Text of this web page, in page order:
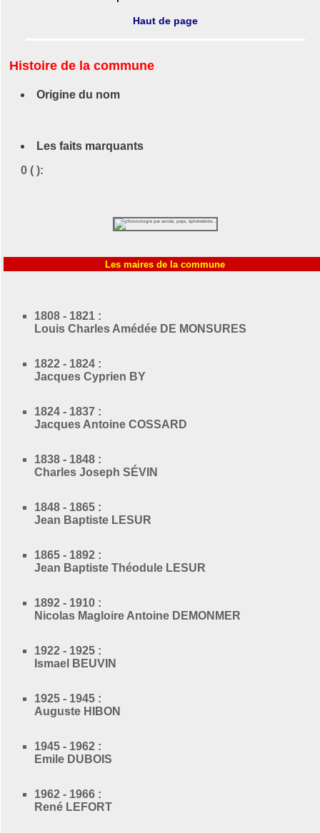
Haut de page
Histoire de la commune
Origine du nom
Les faits marquants
0 ( ):
Les maires de la commune
1808 - 1821 :
Louis Charles Amédée DE MONSURES
1822 - 1824 :
Jacques Cyprien BY
1824 - 1837 :
Jacques Antoine COSSARD
1838 - 1848 :
Charles Joseph SÉVIN
1848 - 1865 :
Jean Baptiste LESUR
1865 - 1892 :
Jean Baptiste Théodule LESUR
1892 - 1910 :
Nicolas Magloire Antoine DEMONMER
1922 - 1925 :
Ismael BEUVIN
1925 - 1945 :
Auguste HIBON
1945 - 1962 :
Emile DUBOIS
1962 - 1966 :
René LEFORT